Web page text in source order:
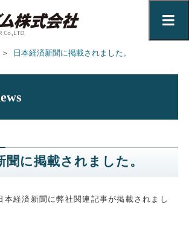
＞ 日本経済新聞に掲載されました。
聞に掲載されました。
本経済新聞に弊社関連記事が掲載されまし